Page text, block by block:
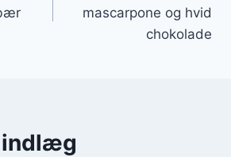
mascarpone og hvid
chokolade
indlæg